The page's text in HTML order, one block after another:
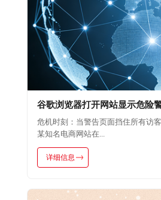
谷歌浏览器打开网站显示危险
危机时刻：当警告页面挡住所有访
某知名电商网站在...
详细信息